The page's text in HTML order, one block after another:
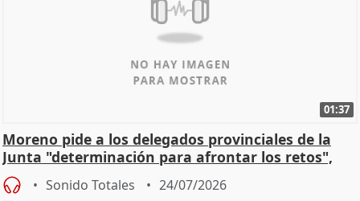
01:37
Moreno pide a los delegados provinciales de la
Junta "determinación para afrontar los retos",
diálog
Sonido Totales 24/07/2026